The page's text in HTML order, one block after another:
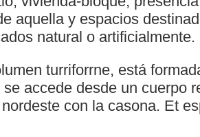
aquella y espacios
natural o artificialmente.
turriforrne, está
accede desde un cuerpo
con la casona. Et